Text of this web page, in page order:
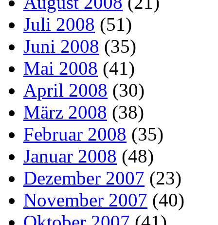
Juli 2008 (51)
Juni 2008 (35)
Mai 2008 (41)
April 2008 (30)
März 2008 (38)
Februar 2008 (35)
Januar 2008 (48)
Dezember 2007 (23)
November 2007 (40)